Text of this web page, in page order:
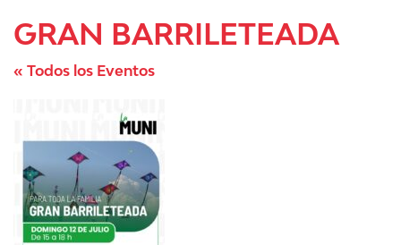
GRAN BARRILETEADA
« Todos los Eventos